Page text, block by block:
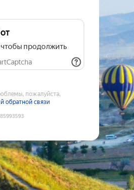
продолжить
пожалуйста,
обратной связи